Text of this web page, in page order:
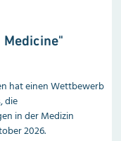
Medicine"
hat einen Wettbewerb
die
in der Medizin
2026.